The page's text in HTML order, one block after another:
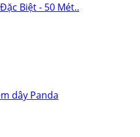
Biệt - 50 Mét..
dây Panda